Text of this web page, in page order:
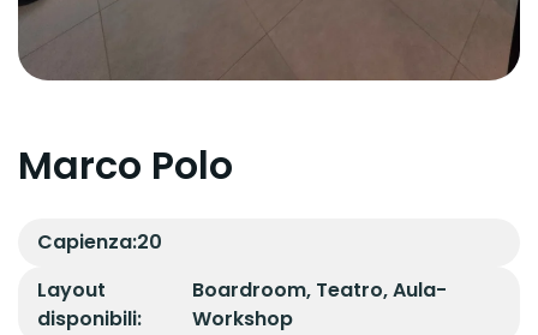
Marco Polo
Capienza:20
Layout
disponibili:
Boardroom, Teatro, Aula-
Workshop